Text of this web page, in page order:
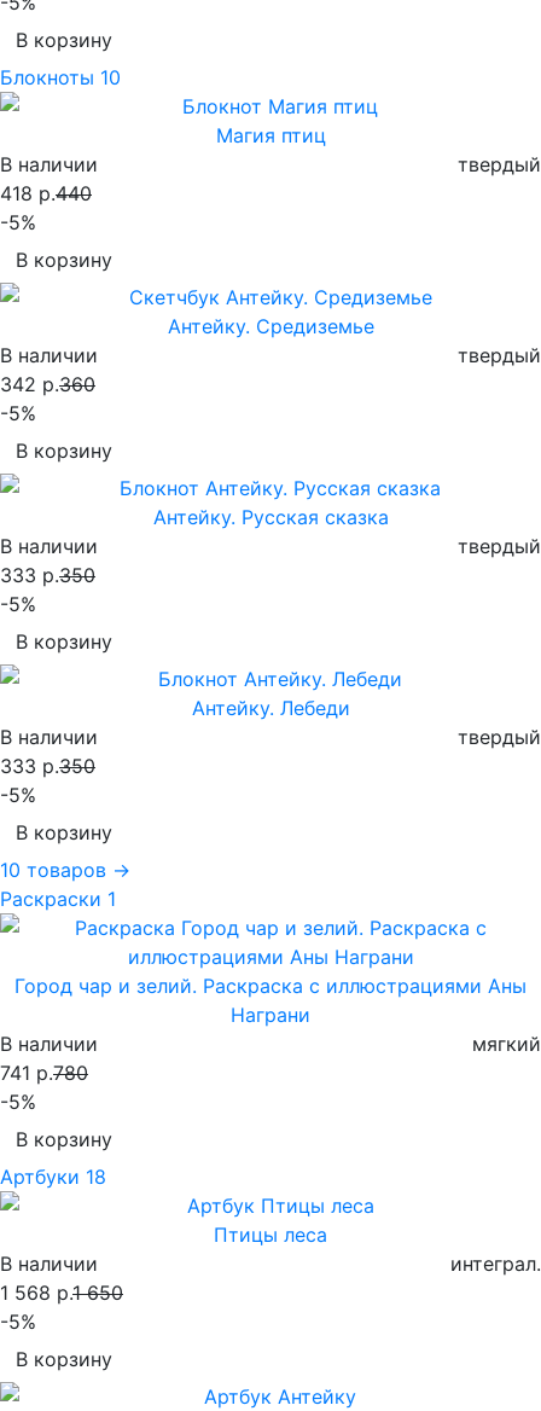
В корзину
Блокноты 10
Магия птиц
В наличии
твердый
418 р.440
-5%
В корзину
Антейку. Средиземье
В наличии
твердый
342 р.360
-5%
В корзину
Антейку. Русская сказка
В наличии
твердый
333 р.350
-5%
В корзину
Антейку. Лебеди
В наличии
твердый
333 р.350
-5%
В корзину
10 товаров →
Раскраски 1
Город чар и зелий. Раскраска с иллюстрациями Аны
Награни
В наличии
мягкий
741 р.780
-5%
В корзину
Артбуки 18
Птицы леса
В наличии
интеграл.
1 568 р.1 650
-5%
В корзину